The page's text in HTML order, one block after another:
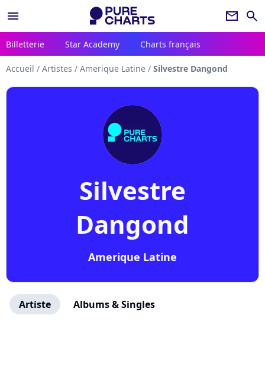
menu newsletter search
Billetterie Star Academy Charts français
Accueil / Artistes / Amerique Latine / Silvestre Dangond
Silvestre
Dangond
Amerique Latine
Artiste Albums & Singles